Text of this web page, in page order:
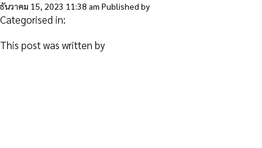
ธันวาคม 15, 2023 11:38 am Published by
Categorised in:
This post was written by